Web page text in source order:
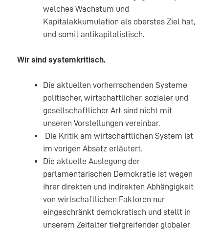
welches Wachstum und
Kapitalakkumulation als oberstes Ziel hat,
und somit antikapitalistisch.
Wir sind systemkritisch.
Die aktuellen vorherrschenden Systeme
politischer, wirtschaftlicher, sozialer und
gesellschaftlicher Art sind nicht mit
unseren Vorstellungen vereinbar.
Die Kritik am wirtschaftlichen System ist
im vorigen Absatz erläutert.
Die aktuelle Auslegung der
parlamentarischen Demokratie ist wegen
ihrer direkten und indirekten Abhängigkeit
von wirtschaftlichen Faktoren nur
eingeschränkt demokratisch und stellt in
unserem Zeitalter tiefgreifender globaler